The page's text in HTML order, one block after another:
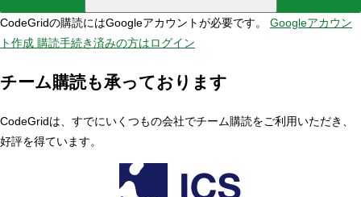
CodeGridの購読にはGoogleアカウントが必要です。 Googleアカウン
ト作成 購読手続き済みの方はログイン
チーム購読も承っております
CodeGridは、すでにいくつもの会社でチーム購読をご利用いただき、
好評を得ています。